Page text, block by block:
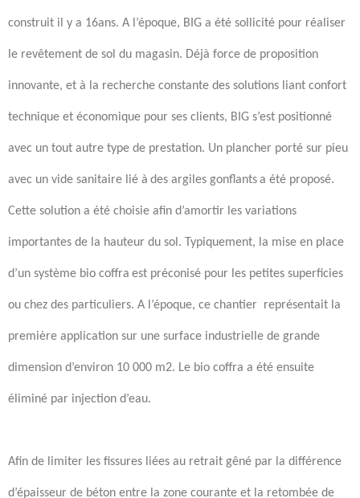
construit il y a 16ans. A l’époque, BIG a été sollicité pour réaliser
le revêtement de sol du magasin. Déjà force de proposition
innovante, et à la recherche constante des solutions liant confort
technique et économique pour ses clients, BIG s’est positionné
avec un tout autre type de prestation. Un plancher porté sur pieu
avec un vide sanitaire lié à des argiles gonflantsa été proposé.
Cette solution a été choisie afin d’amortir les variations
importantes de la hauteur du sol. Typiquement, la mise en place
d’un système bio coffra est préconisé pour les petites superficies
ou chez des particuliers. A l’époque, ce chantier représentait la
première application sur une surface industrielle de grande
dimension d’environ 10 000 m2. Le bio coffra a été ensuite
éliminé par injection d’eau.
Afin de limiter les fissures liées au retrait gêné par la différence
d’épaisseur de béton entre la zone courante et la retombée de